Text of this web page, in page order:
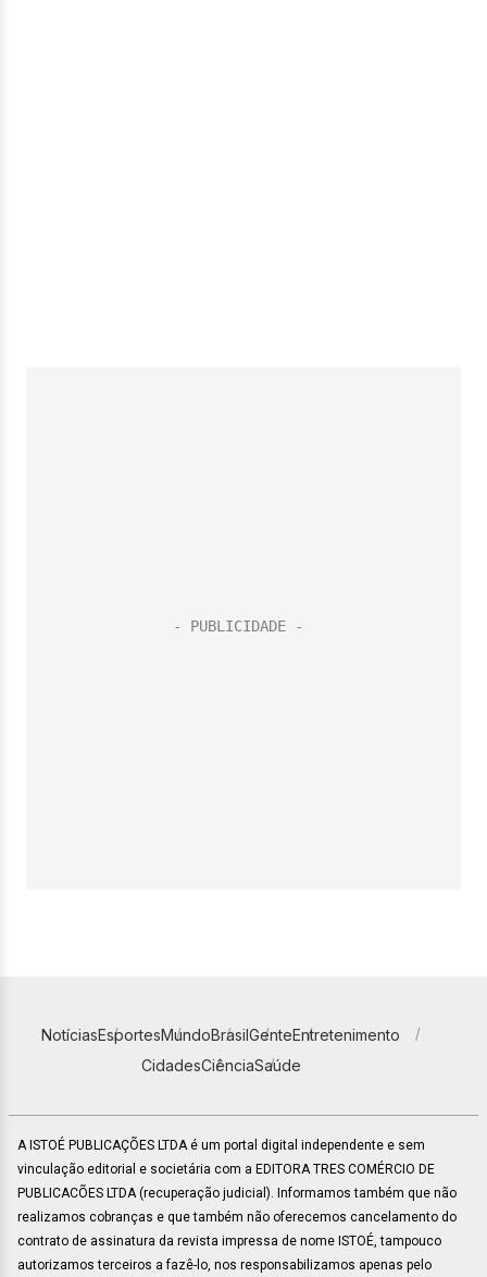
NotíciasEsportesMundoBrasilGenteEntretenimento
CidadesCiênciaSaúde
A ISTOÉ PUBLICAÇÕES LTDA é um portal digital independente e sem
vinculação editorial e societária com a EDITORA TRES COMÉRCIO DE
PUBLICACÕES LTDA (recuperação judicial). Informamos também que não
realizamos cobranças e que também não oferecemos cancelamento do
contrato de assinatura da revista impressa de nome ISTOÉ, tampouco
autorizamos terceiros a fazê-lo, nos responsabilizamos apenas pelo